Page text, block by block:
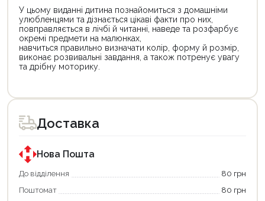
У цьому виданні дитина познайомиться з домашніми
улюбленцями та дізнається цікаві факти про них,
повправляється в лічбі й читанні, наведе та розфарбує
окремі предмети на малюнках,
навчиться правильно визначати колір, форму й розмір,
виконає розвивальні завдання, а також потренує увагу
та дрібну моторику.
товар
для
покупки
державною
програмою
єКнига.
Використовуйте
карту
товар
для
покупки
державною
програмою
«Національний
кешбек».
покупку
Доставка
Нова Пошта
До відділення
80 грн
Поштомат
80 грн